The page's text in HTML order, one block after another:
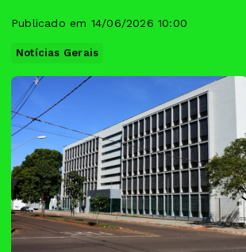
Publicado em 14/06/2026 10:00
Notícias Gerais